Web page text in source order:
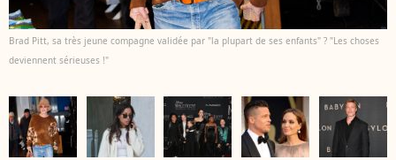
Brad Pitt, sa très jeune compagne validée par "la plupart de ses enfants" ? "Les choses
deviennent sérieuses !"